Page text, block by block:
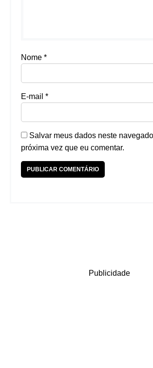
Nome *
E-mail *
Salvar meus dados neste
próxima vez que eu comentar.
Publicidade